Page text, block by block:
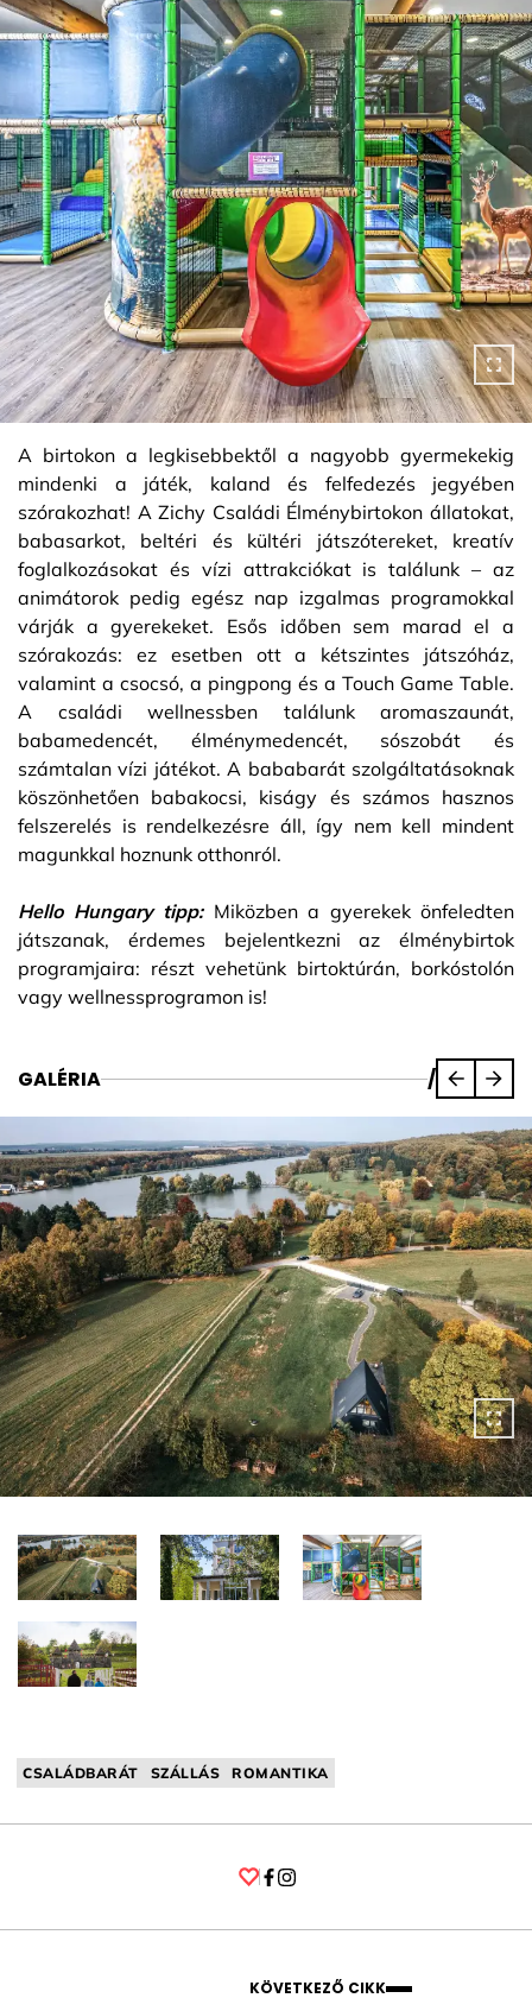
A birtokon a legkisebbektől a nagyobb gyermekekig
mindenki a játék, kaland és felfedezés jegyében
szórakozhat! A Zichy Családi Élménybirtokon állatokat,
babasarkot, beltéri és kültéri játszótereket, kreatív
foglalkozásokat és vízi attrakciókat is találunk – az
animátorok pedig egész nap izgalmas programokkal
várják a gyerekeket. Esős időben sem marad el a
szórakozás: ez esetben ott a kétszintes játszóház,
valamint a csocsó, a pingpong és a Touch Game Table.
A családi wellnessben találunk aromaszaunát,
babamedencét, élménymedencét, sószobát és
számtalan vízi játékot. A bababarát szolgáltatásoknak
köszönhetően babakocsi, kiságy és számos hasznos
felszerelés is rendelkezésre áll, így nem kell mindent
magunkkal hoznunk otthonról.
Hello Hungary tipp:Miközben a gyerekek önfeledten
játszanak, érdemes bejelentkezni az élménybirtok
programjaira: részt vehetünk birtoktúrán, borkóstolón
vagy wellnessprogramon is!
GALÉRIA /
CSALÁDBARÁT SZÁLLÁS ROMANTIKA
KÖVETKEZŐ CIKK